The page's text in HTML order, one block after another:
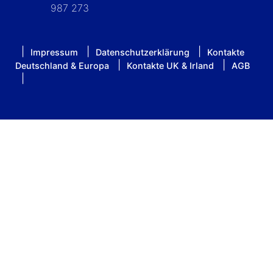
987 273
Impressum Datenschutzerklärung
Kontakte
Deutschland & Europa
Kontakte UK & Irland AGB